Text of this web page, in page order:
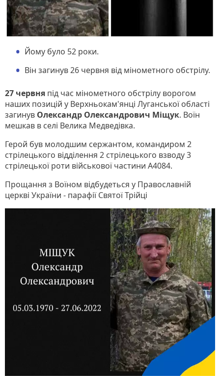
Йому було 52 роки.
Він загинув 26 червня від мінометного обстрілу.
27 червня під час мінометного обстрілу ворогом
наших позицій у Верхньокам'янці Луганської області
загинув Олександр Олександрович Міщук. Воїн
мешкав в селі Велика Медведівка.
Герой був молодшим сержантом, командиром 2
стрілецького відділення 2 стрілецького взводу 3
стрілецької роти військової частини А4084.
Прощання з Воїном відбудеться у Православній
церкві України - парафії Святої Трійці